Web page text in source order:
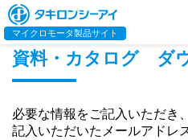
マイクロモータ製品サイト
Home>資料・カタログ ダウンロード
資料・カタログ ダ
必要な情報をご記入いただき
記入いただいたメールアドレ